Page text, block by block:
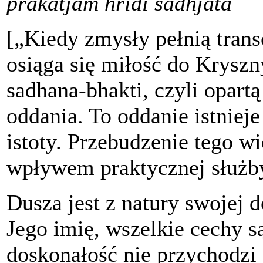
[„Kiedy zmysły pełnią
osiąga się miłość do
sadhana-bhakti, czyli opartą
oddania. To oddanie
istoty. Przebudzenie tego
wpływem praktycznej
Dusza jest z natury swojej
Jego imię, wszelkie cechy
doskonałość nie